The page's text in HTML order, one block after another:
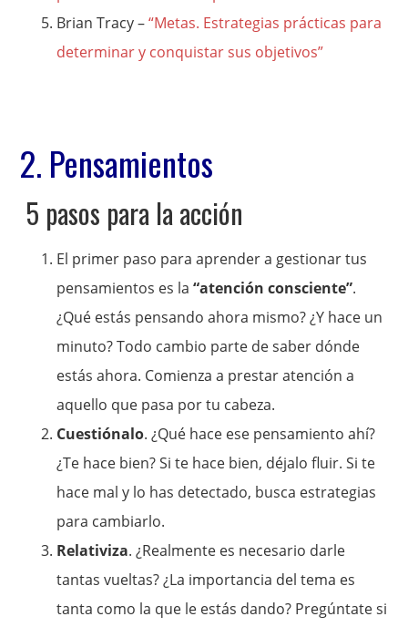
Brian Tracy –“Metas. Estrategias prácticas para
determinar y conquistar sus objetivos”
2. Pensamientos
5 pasos para la acción
El primer paso para aprender a gestionar tus
pensamientos es la “atención consciente”.
¿Qué estás pensando ahora mismo? ¿Y hace un
minuto? Todo cambio parte de saber dónde
estás ahora. Comienza a prestar atención a
aquello que pasa por tu cabeza.
Cuestiónalo. ¿Qué hace ese pensamiento ahí?
¿Te hace bien? Si te hace bien, déjalo fluir. Si te
hace mal y lo has detectado, busca estrategias
para cambiarlo.
Relativiza. ¿Realmente es necesario darle
tantas vueltas? ¿La importancia del tema es
tanta como la que le estás dando? Pregúntate si